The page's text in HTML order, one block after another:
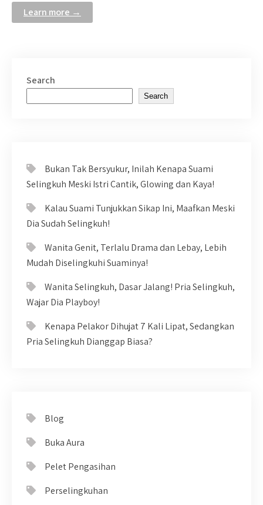
Learn more →
Search
Search
Bukan Tak Bersyukur, Inilah Kenapa Suami
Selingkuh Meski Istri Cantik, Glowing dan Kaya!
Kalau Suami Tunjukkan Sikap Ini, Maafkan Meski
Dia Sudah Selingkuh!
Wanita Genit, Terlalu Drama dan Lebay, Lebih
Mudah Diselingkuhi Suaminya!
Wanita Selingkuh, Dasar Jalang! Pria Selingkuh,
Wajar Dia Playboy!
Kenapa Pelakor Dihujat 7 Kali Lipat, Sedangkan
Pria Selingkuh Dianggap Biasa?
Blog
Buka Aura
Pelet Pengasihan
Perselingkuhan